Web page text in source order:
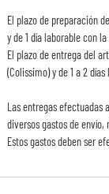
El plazo de preparación
y de 1 día laborable con
El plazo de entrega del
(Colissimo) y de 1 a 2
Las entregas efectuadas
diversos gastos de
Estos gastos deben ser